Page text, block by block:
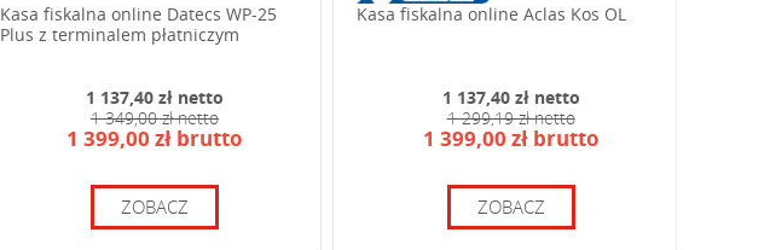
Kasa fiskalna online Datecs WP-25
Plus z terminalem płatniczym
1 137,40 zł netto
1 349,00 zł netto
1 399,00 zł brutto
ZOBACZ
Kasa fiskalna online Aclas Kos OL
1 137,40 zł netto
1 299,19 zł netto
1 399,00 zł brutto
ZOBACZ